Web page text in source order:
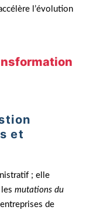
l’évolution
et
; elle
mutations du
de